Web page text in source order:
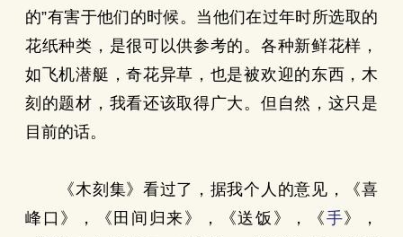
的”有害于他们的时候。当他们在过年时所选取的
花纸种类，是很可以供参考的。各种新鲜花样，
如飞机潜艇，奇花异草，也是被欢迎的东西，木
刻的题材，我看还该取得广大。但自然，这只是
目前的话。
《木刻集》看过了，据我个人的意见，《喜
峰口》，《田间归来》，《送饭》，《手》，